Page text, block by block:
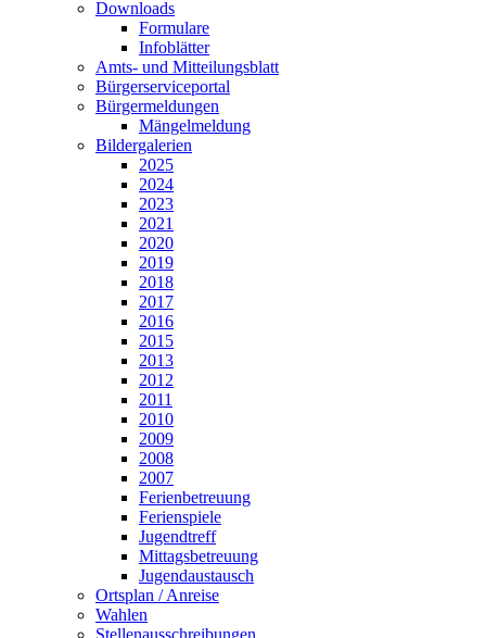
Downloads
Formulare
Infoblätter
Amts- und Mitteilungsblatt
Bürgerserviceportal
Bürgermeldungen
Mängelmeldung
Bildergalerien
2025
2024
2023
2021
2020
2019
2018
2017
2016
2015
2013
2012
2011
2010
2009
2008
2007
Ferienbetreuung
Ferienspiele
Jugendtreff
Mittagsbetreuung
Jugendaustausch
Ortsplan / Anreise
Wahlen
Stellenausschreibungen